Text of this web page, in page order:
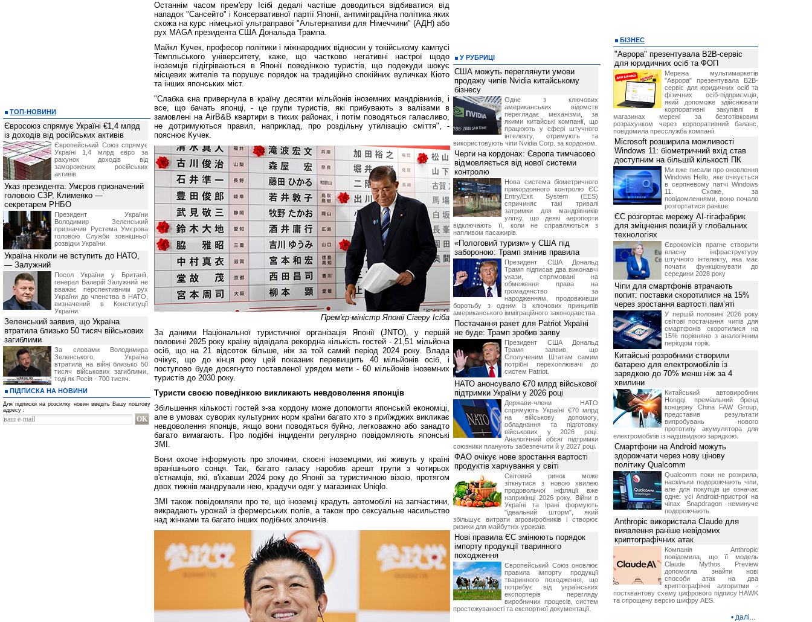
Останнім часом прем'єру Ісібi дедалі частіше доводиться відбиватися від
нападок "Сансейто" і Консервативної партії Японії, антиміграційна політика яких
схожа на курс німецької ультраправої "Альтернативи для Німеччини" (АДН) або
рух MAGA президента США Дональда Трампа.
Майкл Кучек, професор політики і міжнародних відносин у токійському кампусі
Темпльського університету, каже, що частково негативні настрої щодо
іноземців підігріваються в Японії поведінкою туристів, що подекуди шокує
місцевих жителів та порушує порядок на традиційно спокійних вуличках Кіото
та інших японських міст.
"Слабка єна привернула в країну десятки мільйонів іноземних мандрівників, і
все, що бачать японці, - це групи туристів, які прибувають з валізами в
замовлені на AirB&B квартири в тихих районах, і потім поводяться галасливо,
не дотримуються правил, наприклад, про роздільну утилізацію сміття", -
пояснює Кучек.
Прем'єр-міністр Японії Сігеру Ісіба
За даними Національної туристичної організація Японії (JNTO), у першій
половині 2025 року країну відвідала рекордна кількість гостей - 21,51 мільйона
осіб, що на 21 відсоток більше, ніж за той самий період 2024 року. Влада
очікує, що до кінця року цей показник перевищить 40 мільйонів осіб, і
поступово буде досягнуто поставленої урядом мети - 60 мільйонів іноземних
туристів до 2030 року.
Туристи своєю поведінкою викликають невдоволення японців
Збільшення кількості гостей з-за кордону може допомогти японській економіці,
але в умовах суворих культурних норм країни багато хто з приїжджих викликає
невдоволення японців, якщо вони поводяться буйно, легковажно або занадто
багато вимагають. Про подібні інциденти регулярно повідомляють японські
ЗМІ.
Вони охоче інформують про злочини, скоєні іноземцями, які живуть у країні
вранішнього сонця. Так, багато галасу наробив арешт групи з чотирьох
в'єтнамців, які, в'їхавши 2024 року до Японії за туристичною візою, протягом
двох тижнів мандрували нею, крадучи одяг у магазинах Uniqlo.
ЗМІ також повідомляли про те, що іноземці крадуть автомобілі на запчастини,
викрадають урожай із фермерських полів, а також про сексуальне насильство
над жінками та багато інших подібних злочинів.
ТОП-НОВИНИ
Євросоюз спрямує Україні €1,4 млрд
із доходів від російських активів
Європейський Союз спрямує
Україні 1,4 млрд євро за
рахунок доходів від
заморожених російських
активів.
Указ президента: Умєров призначений
головою СЗР, Клименко —
секретарем РНБО
Президент України
Володимир Зеленський
призначив Pустема Умєрова
головою Служби зовнішньої
розвідки України.
Україна ніколи не вступить до НАТО,
— Залужний
Посол України у Британії,
генерал Валерій Залужний не
вважає перспективним рух
України до членства в НАТО,
визначений в Конституції
України.
Зеленський заявив, що Україна
втратила близько 50 тисяч військових
загиблими
За словами Володимира
Зеленського, Україна
втратила на війні близько 50
тисяч військових загиблими,
тоді як Росія - 700 тисяч.
ПІДПИСКА НА НОВИНИ
Для підписки на розсилку новин введіть Вашу поштову
адресу :
У РУБРИЦІ
США можуть переглянути умови
продажу чипів Nvidia китайському
бізнесу
Одне з ключових
американських відомств
переглядає механізми, за
якими китайські компанії, що
працюють у сфері штучного
інтелекту, отримують та
використовують чіпи Nvidia Corp. за кордоном.
Черги на кордонах: Європа тимчасово
відмовляється від нової системи
контролю
Нова система біометричного
прикордонного контролю ЄС
Entry/Exit System (EES)
спричиняє такі тривалі
затримки для мандрівників
улітку, що деякі аеропорти
відключають її, коли не справляються з
напливом пасажирів.
«Пологовий туризм» у США під
забороною: Трамп змінив правила
Президент США Дональд
Трамп підписав два виконавчі
укази, спрямовані на
обмеження права на
громадянство за
народженням, продовживши
боротьбу з одним із ключових принципів
американського імміграційного законодавства.
Постачання ракет для Patriot Україні
не буде: Трамп зробив заяву
Президент США Дональд
Трамп заявив, що
Сполученим Штатам самим
потрібні перехоплювачі до
систем Patriot.
НАТО анонсувало €70 млрд військової
підтримки України у 2026 році
Держави-члени НАТО
спрямують Україні €70 млрд
на військову допомогу,
обладнання та підготовку
військових у 2026 році.
Аналогічний обсяг підтримки
союзники планують забезпечити й у 2027 році.
ФАО очікує нове зростання вартості
продуктів харчування у світі
Світовий ринок може
зіткнутися з новою хвилею
продовольчої інфляції вже
наприкінці 2026 року. Війни в
Україні та Ірані формують
"ідеальний шторм", який
збільшує витрати агровиробників і створює
ризики для майбутніх урожаїв.
Нові правила ЄС змінюють порядок
імпорту продукції тваринного
походження
Європейський Союз оновлює
правила імпорту продукції
тваринного походження, що
потребує від українських
експортерів перегляду
виробничих процесів, систем
простежуваності та експортної документації.
БІЗНЕС
"Аврора" презентувала B2B-сервіс
для юридичних осіб та ФОП
Мережа мультимаркетів
"Аврора" презентувала B2B-
сервіс для юридичних осіб та
фізичних осіб-підприємців,
який допоможе здійснювати
корпоративні закупівлі в
магазинах мережі за безготівковим
розрахунком через корпоративний баланс,
повідомила пресслужба компанії.
Microsoft розширила можливості
Windows 11: біометричний вхід став
доступним на більшій кількості ПК
Ми вже писали про оновлення
Windows Hello, яке очікується
в серпневому патчі Windows
11. Схоже, за
повідомленнями, воно почало
розгортатися раніше.
ЄС розгортає мережу AI-гігафабрик
для зміцнення позицій у глобальних
технологіях
Єврокомісія прагне створити
власну інфраструктуру
штучного інтелекту, яка має
почати функціонувати до
середини 2028 року
Чіпи для смартфонів втрачають
попит: поставки скоротилися на 15%
через зростання вартості пам’яті
У першій половині 2026 року
світові постачання чипів для
смартфонів скоротилися на
15% порівняно з аналогічним
періодом торік.
Китайські розробники створили
батарею для електромобілів із
зарядкою до 70% менш ніж за 4
хвилини
Китайський автовиробник
Hongqi, преміальний бренд
концерну China FAW Group,
представив результати
випробувань нового
прототипу акумулятора для
електромобілів із надшвидкою зарядкою.
Смартфони на Android можуть
здорожчати через нову цінову
політику Qualcomm
Qualcomm поки не розкрила,
наскільки подорожчають чіпи,
але для покупців це означає
одне: усі Android-пристрої на
чіпах Snapdragon неминуче
подорожчають.
Anthropic використала Claude для
виявлення раніше невідомих
криптографічних атак
Компанія Anthropic
повідомила, що її модель
Claude Mythos Preview
допомогла знайти нові
способи атак на два
криптографічні алгоритми -
постквантову схему цифрового підпису HAWK
та спрощену версію шифру AES.
• далі...